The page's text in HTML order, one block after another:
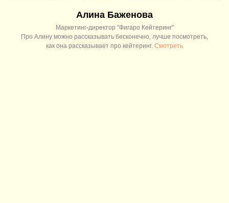
Алина Баженова
Маркетинг-директор "Фигаро Кейтеринг"
Про Алину можно рассказывать бесконечно, лучше посмотреть,
как она рассказывает про кейтеринг. Смотреть